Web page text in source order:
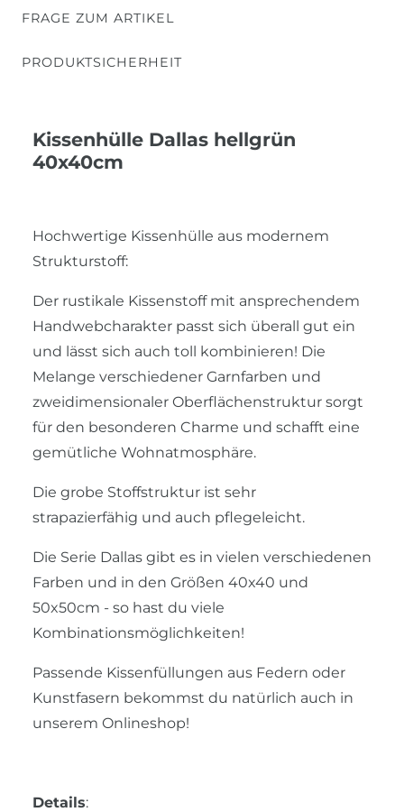
FRAGE ZUM ARTIKEL
PRODUKTSICHERHEIT
Kissenhülle Dallas hellgrün
40x40cm
Hochwertige Kissenhülle aus modernem
Strukturstoff:
Der rustikale Kissenstoff mit ansprechendem
Handwebcharakter passt sich überall gut ein
und lässt sich auch toll kombinieren! Die
Melange verschiedener Garnfarben und
zweidimensionaler Oberflächenstruktur sorgt
für den besonderen Charme und schafft eine
gemütliche Wohnatmosphäre.
Die grobe Stoffstruktur ist sehr
strapazierfähig und auch pflegeleicht.
Die Serie Dallas gibt es in vielen verschiedenen
Farben und in den Größen 40x40 und
50x50cm - so hast du viele
Kombinationsmöglichkeiten!
Passende Kissenfüllungen aus Federn oder
Kunstfasern bekommst du natürlich auch in
unserem Onlineshop!
Details: